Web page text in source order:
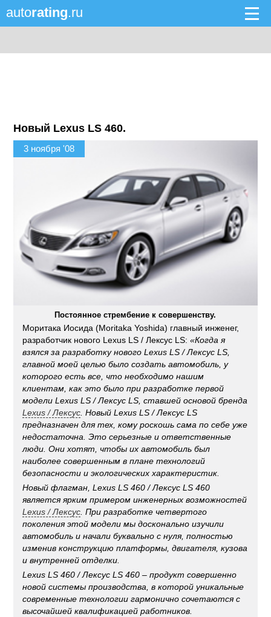
autorating.ru
Новый Lexus LS 460.
3 ноября '08
Постоянное стрембение к совершенству.
Моритака Иосида (Moritaka Yoshida) главный инженег,
разработчик нового Lexus LS / Лексус LS:«Когда я
взялся за разработку новогоLexus LS / Лексус LS
главной моей целью было создать автомобиль, у
которого есть все, что необходимо нашим
клиентам, как это было при разработке первой
моделиLexus LS / Лексус LS , ставшей основой бренда
Lexus /Лексус . НовыйLexus LS / Лексус LS
предназначен для тех, кому роскошь сама по себе уже
недостаточна. Это серьезные и ответственные
люди. Они хотят, чтобы их автомобиль был
наиболее совершенным в плане технологий
безопасности и экологических характеристик.
Новый флагман,Lexus LS 460 / Лексус LS 460
является ярким примером инженерных возможностей
Lexus /Лексус . При разработке четвертого
поколения этой модели мы досконально изучили
автомобиль и начали буквально с нуля, полностью
изменив конструкцию платформы, двигателя, кузова
и внутренней отделки.
Lexus LS 460 / Лексус LS 460 – продукт совершенно
новой системы производства, в которой уникальные
современные технологии гармонично сочетаются с
высочайшей квалификацией работников.